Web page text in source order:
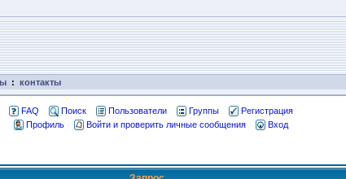
: контакты
FAQ Поиск Пользователи Группы
Регистрация
Профиль
Войти и проверить личные сообщения Вход